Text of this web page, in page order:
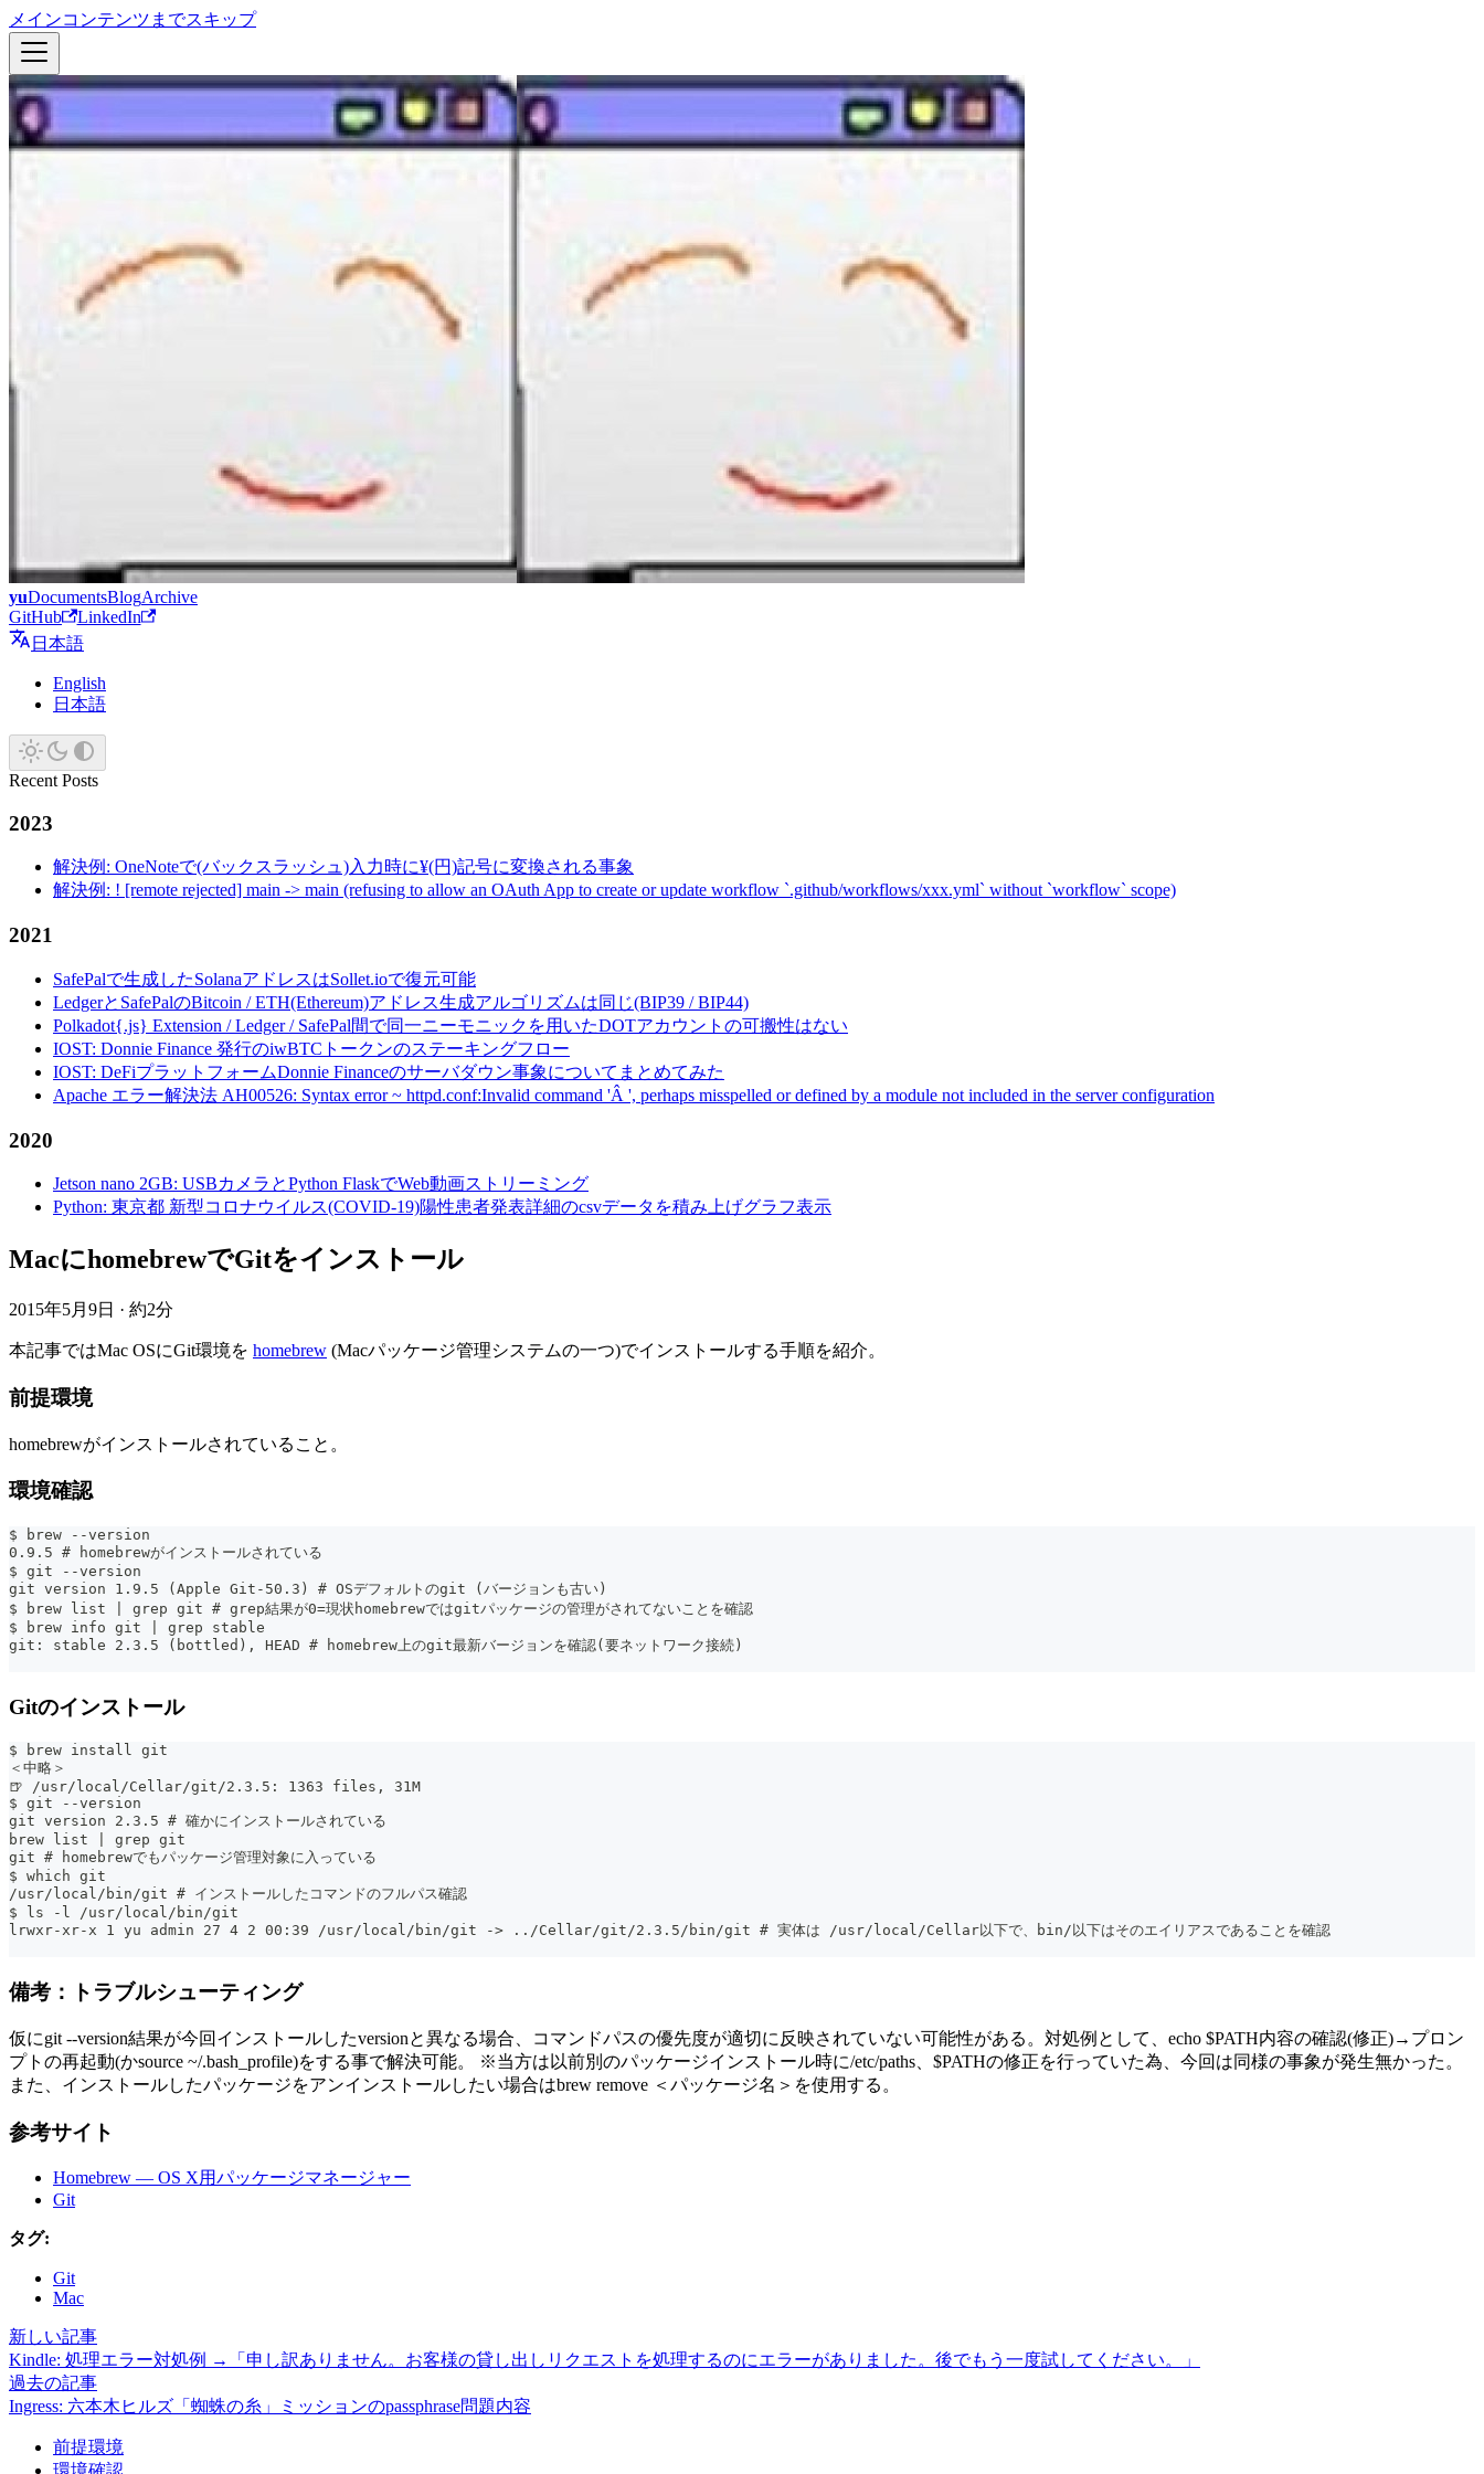
メインコンテンツまでスキップ
yuDocumentsBlogArchive
GitHub
LinkedIn
日本語
English
日本語
Recent Posts
2023
解決例: OneNoteで(バックスラッシュ)入力時に¥(円)記号に変換される事象
解決例: ! [remote rejected] main -> main (refusing to allow an OAuth App to create or update workflow `.github/workflows/xxx.yml` without `workflow` scope)
2021
SafePalで生成したSolanaアドレスはSollet.ioで復元可能
LedgerとSafePalのBitcoin / ETH(Ethereum)アドレス生成アルゴリズムは同じ(BIP39 / BIP44)
Polkadot{.js} Extension / Ledger / SafePal間で同一ニーモニックを用いたDOTアカウントの可搬性はない
IOST: Donnie Finance 発行のiwBTCトークンのステーキングフロー
IOST: DeFiプラットフォームDonnie Financeのサーバダウン事象についてまとめてみた
Apache エラー解決法 AH00526: Syntax error ~ httpd.conf:Invalid command 'Â ', perhaps misspelled or defined by a module not included in the server configuration
2020
Jetson nano 2GB: USBカメラとPython FlaskでWeb動画ストリーミング
Python: 東京都 新型コロナウイルス(COVID-19)陽性患者発表詳細のcsvデータを積み上げグラフ表示
MacにhomebrewでGitをインストール
2015年5月9日 · 約2分
本記事ではMac OSにGit環境を homebrew (Macパッケージ管理システムの一つ)でインストールする手順を紹介。
前提環境
homebrewがインストールされていること。
環境確認
$ brew --version
0.9.5 # homebrewがインストールされている
$ git --version
git version 1.9.5 (Apple Git-50.3) # OSデフォルトのgit (バージョンも古い)
$ brew list | grep git # grep結果が0=現状homebrewではgitパッケージの管理がされてないことを確認
$ brew info git | grep stable
git: stable 2.3.5 (bottled), HEAD # homebrew上のgit最新バージョンを確認(要ネットワーク接続)
Gitのインストール
$ brew install git
＜中略＞
🍺 /usr/local/Cellar/git/2.3.5: 1363 files, 31M
$ git --version
git version 2.3.5 # 確かにインストールされている
brew list | grep git
git # homebrewでもパッケージ管理対象に入っている
$ which git
/usr/local/bin/git # インストールしたコマンドのフルパス確認
$ ls -l /usr/local/bin/git
lrwxr-xr-x 1 yu admin 27 4 2 00:39 /usr/local/bin/git -> ../Cellar/git/2.3.5/bin/git # 実体は /usr/local/Cellar以下で、bin/以下はそのエイリアスであることを確認
備考：トラブルシューティング
仮にgit --version結果が今回インストールしたversionと異なる場合、コマンドパスの優先度が適切に反映されていない可能性がある。対処例として、echo $PATH内容の確認(修正)→プロン
プトの再起動(かsource ~/.bash_profile)をする事で解決可能。 ※当方は以前別のパッケージインストール時に/etc/paths、$PATHの修正を行っていた為、今回は同様の事象が発生無かった。
また、インストールしたパッケージをアンインストールしたい場合はbrew remove ＜パッケージ名＞を使用する。
参考サイト
Homebrew — OS X用パッケージマネージャー
Git
タグ:
Git
Mac
新しい記事
Kindle: 処理エラー対処例 →「申し訳ありません。お客様の貸し出しリクエストを処理するのにエラーがありました。後でもう一度試してください。」
過去の記事
Ingress: 六本木ヒルズ「蜘蛛の糸」ミッションのpassphrase問題内容
前提環境